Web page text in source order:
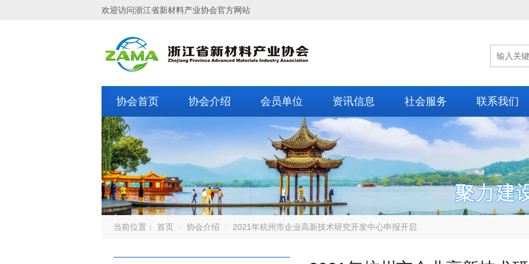
欢迎访问浙江省新材料产业协会官方网站
协会首页 协会介绍 会员单位 资讯信息 社会服务 联系我们
当前位置： 首页 协会介绍 2021年杭州市企业高新技术研究开发中心申报开启